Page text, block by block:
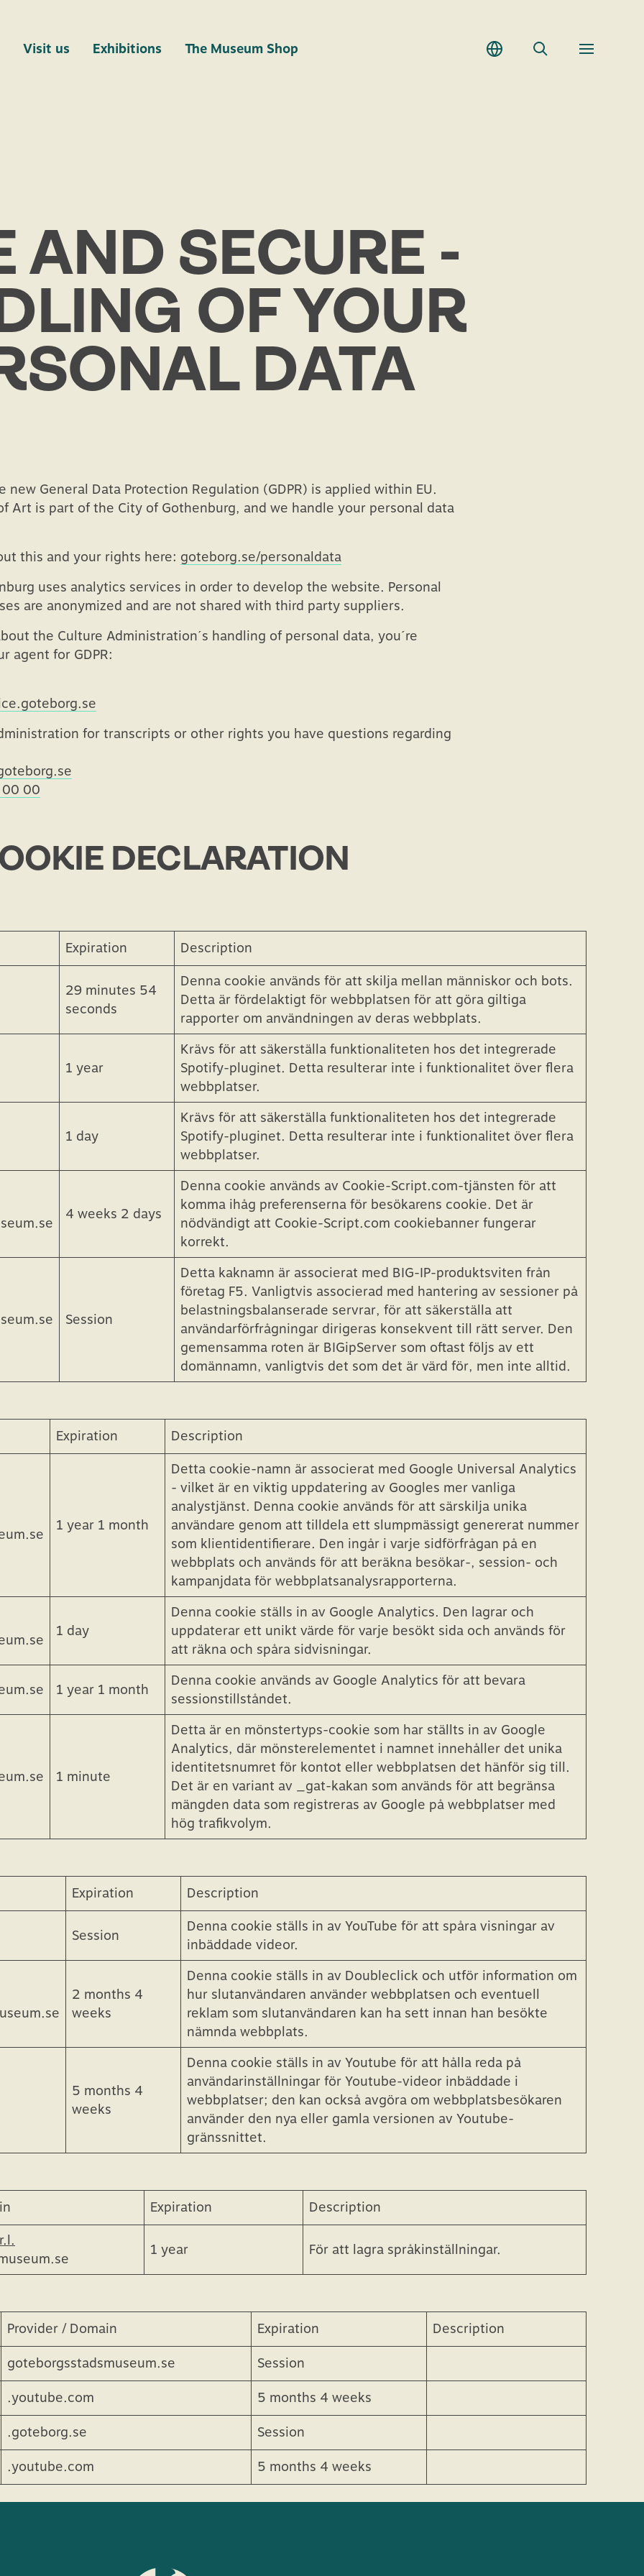
Visit us Exhibitions The Museum Shop Search Toggle
AND SECURE
OF YOUR
DATA
new General Data Protection Regulation (GDPR) is applied within EU.
Art is part of the City of Gothenburg, and we handle your personal data
this and your rights here: goteborg.se/personaldata
uses analytics services in order to develop the website. Personal
are anonymized and are not shared with third party suppliers.
the Culture Administration´s handling of personal data, you´re
agent for GDPR:
for transcripts or other rights you have questions regarding
00
DECLARATION
Targeting Functionality Unclassified Save
Expiration Description
29 minutes 54
Denna cookie används för att skilja mellan människor och bots.
Detta är fördelaktigt för webbplatsen för att göra giltiga
rapporter om användningen av deras webbplats.
Krävs för att säkerställa funktionaliteten hos det integrerade
Spotify-pluginet. Detta resulterar inte i funktionalitet över flera
webbplatser.
Krävs för att säkerställa funktionaliteten hos det integrerade
Spotify-pluginet. Detta resulterar inte i funktionalitet över flera
webbplatser.
4 weeks 2 days
Denna cookie används av Cookie-Script.com-tjänsten för att
nödvändigt att Cookie-Script.com cookiebanner fungerar
korrekt.
Detta kaknamn är associerat med BIG-IP-produktsviten från
företag F5. Vanligtvis associerad med hantering av sessioner på
belastningsbalanserade servrar, för att säkerställa att
användarförfrågningar dirigeras konsekvent till rätt server. Den
Description
Detta cookie-namn är associerat med Google Universal Analytics
- vilket är en viktig uppdatering av Googles mer vanliga
analystjänst. Denna cookie används för att särskilja unika
användare genom att tilldela ett slumpmässigt genererat nummer
som klientidentifierare. Den ingår i varje sidförfrågan på en
webbplats och används för att beräkna besökar-, session- och
kampanjdata för webbplatsanalysrapporterna.
Denna cookie ställs in av Google Analytics. Den lagrar och
uppdaterar ett unikt värde för varje besökt sida och används för
att räkna och spåra sidvisningar.
Denna cookie används av Google Analytics för att bevara
sessionstillståndet.
Detta är en mönstertyps-cookie som har ställts in av Google
Analytics, där mönsterelementet i namnet innehåller det unika
identitetsnumret för kontot eller webbplatsen det hänför sig till.
Det är en variant av _gat-kakan som används för att begränsa
Expiration Description
Denna cookie ställs in av YouTube för att spåra visningar av
inbäddade videor.
Denna cookie ställs in av Doubleclick och utför information om
hur slutanvändaren använder webbplatsen och eventuell
reklam som slutanvändaren kan ha sett innan han besökte
nämnda webbplats.
weeks
Denna cookie ställs in av Youtube för att hålla reda på
användarinställningar för Youtube-videor inbäddade i
webbplatser; den kan också avgöra om webbplatsbesökaren
Expiration Description
Provider / Domain Expiration Description
goteborgsstadsmuseum.se Session
.youtube.com 5 months 4 weeks
.goteborg.se Session